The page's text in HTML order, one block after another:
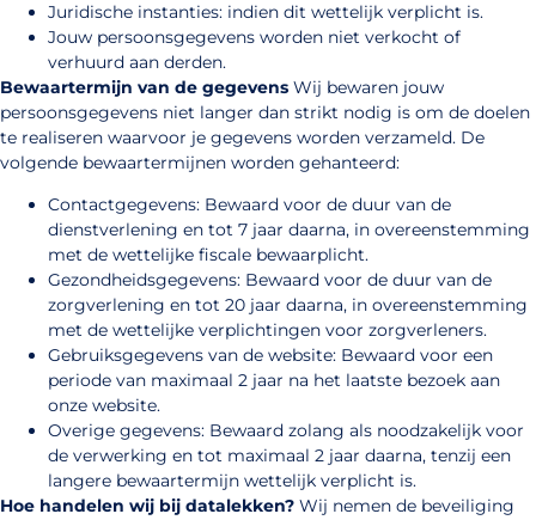
Juridische instanties: indien dit wettelijk verplicht is.
Jouw persoonsgegevens worden niet verkocht of
verhuurd aan derden.
Bewaartermijn van de gegevens Wij bewaren jouw
persoonsgegevens niet langer dan strikt nodig is om de doelen
te realiseren waarvoor je gegevens worden verzameld. De
volgende bewaartermijnen worden gehanteerd:
Contactgegevens: Bewaard voor de duur van de
dienstverlening en tot 7 jaar daarna, in overeenstemming
met de wettelijke fiscale bewaarplicht.
Gezondheidsgegevens: Bewaard voor de duur van de
zorgverlening en tot 20 jaar daarna, in overeenstemming
met de wettelijke verplichtingen voor zorgverleners.
Gebruiksgegevens van de website: Bewaard voor een
periode van maximaal 2 jaar na het laatste bezoek aan
onze website.
Overige gegevens: Bewaard zolang als noodzakelijk voor
de verwerking en tot maximaal 2 jaar daarna, tenzij een
langere bewaartermijn wettelijk verplicht is.
Hoe handelen wij bij datalekken? Wij nemen de beveiliging